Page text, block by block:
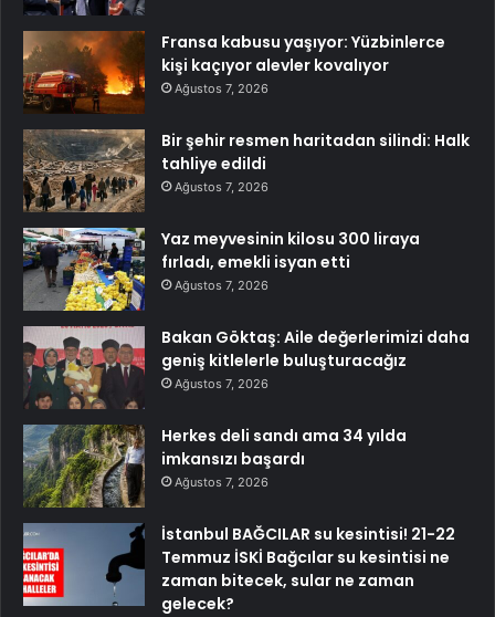
Fransa kabusu yaşıyor: Yüzbinlerce
kişi kaçıyor alevler kovalıyor
Ağustos 7, 2026
Bir şehir resmen haritadan silindi: Halk
tahliye edildi
Ağustos 7, 2026
Yaz meyvesinin kilosu 300 liraya
fırladı, emekli isyan etti
Ağustos 7, 2026
Bakan Göktaş: Aile değerlerimizi daha
geniş kitlelerle buluşturacağız
Ağustos 7, 2026
Herkes deli sandı ama 34 yılda
imkansızı başardı
Ağustos 7, 2026
İstanbul BAĞCILAR su kesintisi! 21-22
Temmuz İSKİ Bağcılar su kesintisi ne
zaman bitecek, sular ne zaman
gelecek?